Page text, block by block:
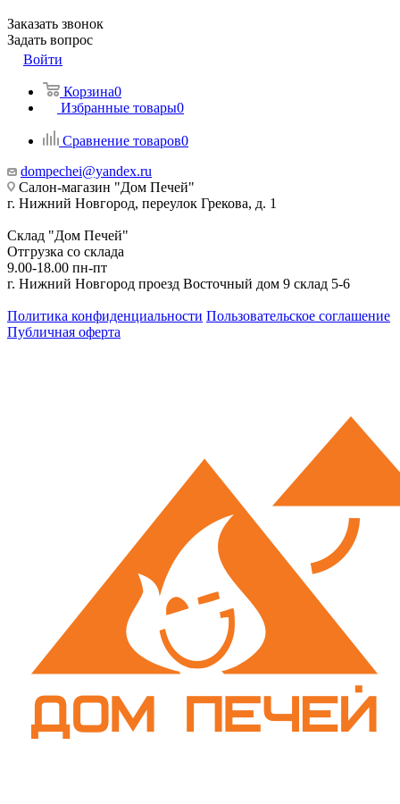
Заказать звонок
Задать вопрос
Войти
Корзина0
Избранные товары0
Сравнение товаров0
dompechei@yandex.ru
Салон-магазин "Дом Печей"
г. Нижний Новгород, переулок Грекова, д. 1
Склад "Дом Печей"
Отгрузка со склада
9.00-18.00 пн-пт
г. Нижний Новгород проезд Восточный дом 9 склад 5-6
Политика конфиденциальности Пользовательское соглашение
Публичная оферта